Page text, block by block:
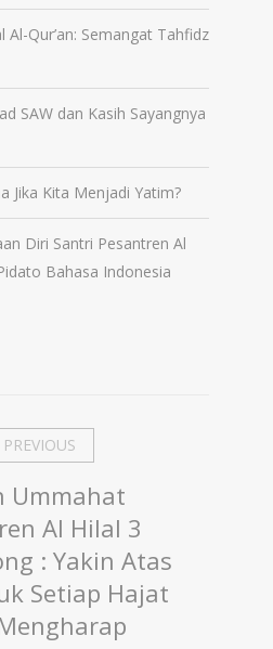
Qur’an: Semangat Tahfidz
SAW dan Kasih Sayangnya
Jika Kita Menjadi Yatim?
Diri Santri Pesantren Al
Bahasa Indonesia
Ummahat
Al Hilal 3
: Yakin Atas
Setiap Hajat